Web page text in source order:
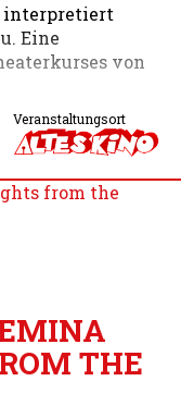
interpretiert
Eine
von
Veranstaltungsort
THE